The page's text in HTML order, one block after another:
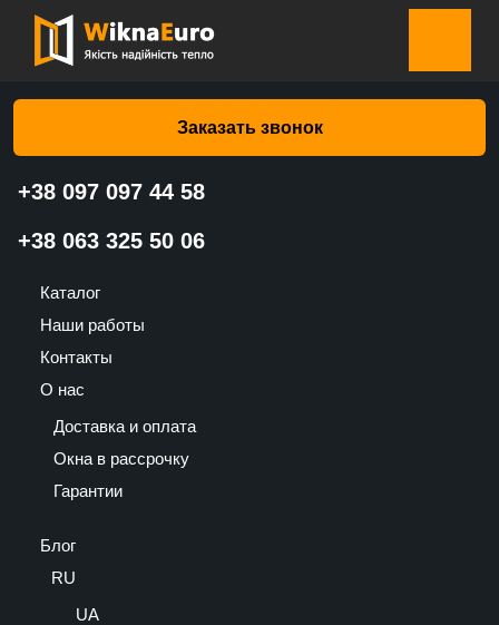
Заказать звонок
+38 097 097 44 58
+38 063 325 50 06
Каталог
Наши работы
Контакты
О нас
Доставка и оплата
Окна в рассрочку
Гарантии
Блог
RU
UA
Главная страница»Каталог
Жалюзи-плиссе на окна Соты двухцветные серо-белая 802
двухцветные серо-белая 802 –
Валько
1485
5/5 - (1 голосов)
Больше информации можно получить у наших